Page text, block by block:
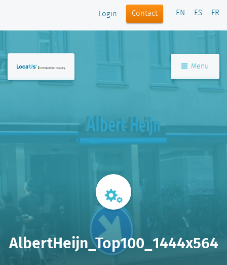
Login Contact EN ES FR
Menu
AlbertHeijn_Top100_1444x564